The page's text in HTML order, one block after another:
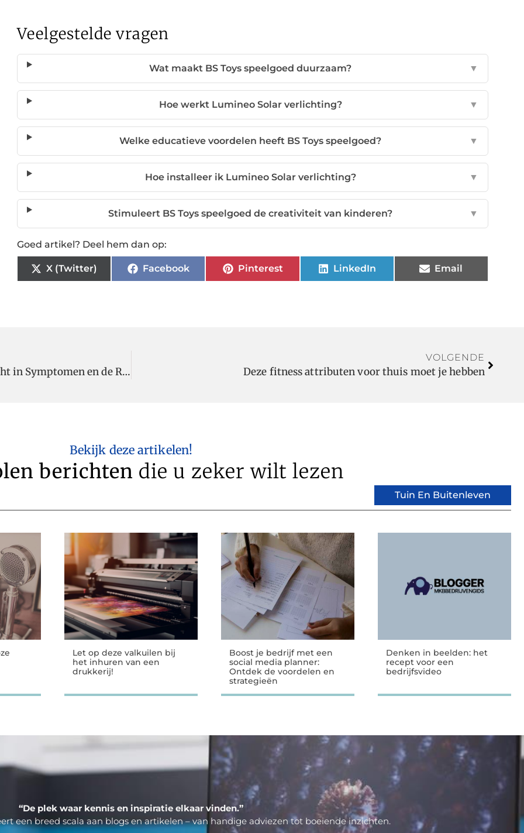
Veelgestelde vragen
Wat maakt BS Toys speelgoed duurzaam? ▼
Hoe werkt Lumineo Solar verlichting? ▼
Welke educatieve voordelen heeft BS Toys speelgoed? ▼
Hoe installeer ik Lumineo Solar verlichting? ▼
Stimuleert BS Toys speelgoed de creativiteit van kinderen? ▼
Goed artikel? Deel hem dan op:
X (Twitter) Facebook Pinterest LinkedIn Email
Diabetes Type 2 en Leververvetting: Een Inzicht in Symptomen en de Rol van een Diëtist
VOLGENDE
Deze fitness attributen voor thuis moet je hebben
Bekijk deze artikelen!
berichten die u zeker wilt lezen
Tuin En Buitenleven
Let op deze valkuilen bij
het inhuren van een
drukkerij!
Boost je bedrijf met een
social media planner:
Ontdek de voordelen en
strategieën
Denken in beelden: het
recept voor een
bedrijfsvideo
“De plek waar kennis en inspiratie elkaar vinden.”
een breed scala aan blogs en artikelen – van handige adviezen tot boeiende inzichten.